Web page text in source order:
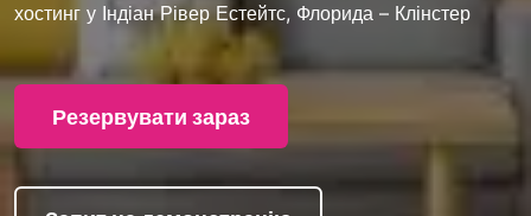
хостинг у Індіан Рівер Естейтс, Флорида – Клінстер
Резервувати зараз